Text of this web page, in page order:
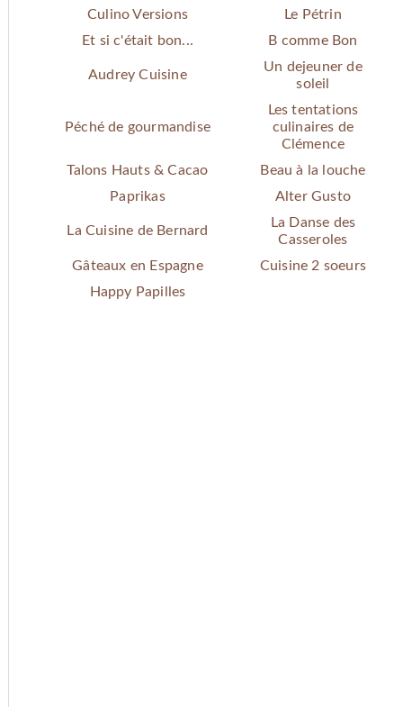
Culino Versions
Le Pétrin
Et si c'était bon...
B comme Bon
Audrey Cuisine
Un dejeuner de
soleil
Péché de gourmandise
Les tentations
culinaires de
Clémence
Talons Hauts & Cacao
Beau à la louche
Paprikas
Alter Gusto
La Cuisine de Bernard
La Danse des
Casseroles
Gâteaux en Espagne
Cuisine 2 soeurs
Happy Papilles